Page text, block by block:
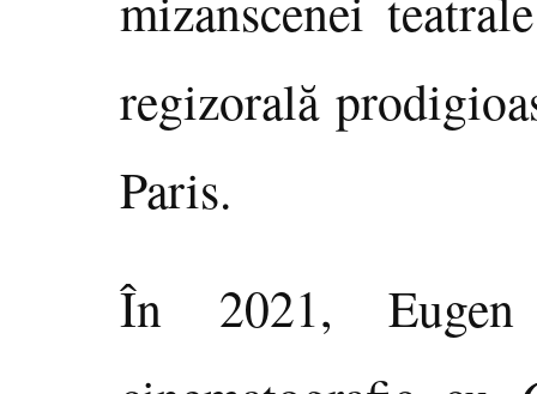
regizorală
Paris.
În 2021, Eugen